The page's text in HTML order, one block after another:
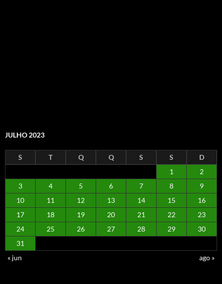
JULHO 2023
S T Q Q S S
D
1
2
3
4 5 6 7 8
9
10
11 12 13 14 15
16
17
18 19 20 21 22
23
24
25 26 27 28 29
30
31
« jun
ago »